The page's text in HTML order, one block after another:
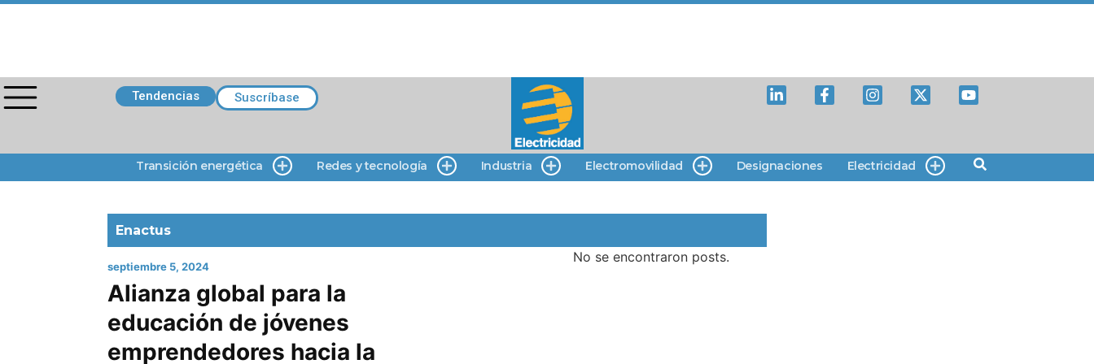
Tendencias Suscríbase
Transición energética Redes y tecnología Industria Electromovilidad Designaciones Electricidad
Enactus
septiembre 5, 2024
Alianza global para la
educación de jóvenes
emprendedores hacia la
No se encontraron posts.